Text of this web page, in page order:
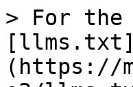
> For the
[llms.txt]
(https://